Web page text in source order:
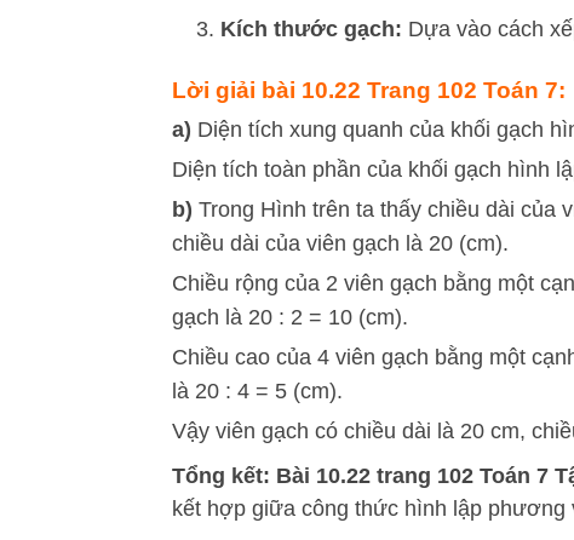
Kích thước gạch: Dựa vào cách
Lời giải bài 10.22 Trang 102 Toán 7:
a) Diện tích xung quanh của khối gạch
Diện tích toàn phần của khối gạch hình
b) Trong Hình trên ta thấy chiều dài của
chiều dài của viên gạch là 20 (cm).
Chiều rộng của 2 viên gạch bằng một
gạch là 20 : 2 = 10 (cm).
Chiều cao của 4 viên gạch bằng một
là 20 : 4 = 5 (cm).
Vậy viên gạch có chiều dài là 20 cm,
Tổng kết: Bài 10.22 trang 102 Toán 7
kết hợp giữa công thức hình lập phương